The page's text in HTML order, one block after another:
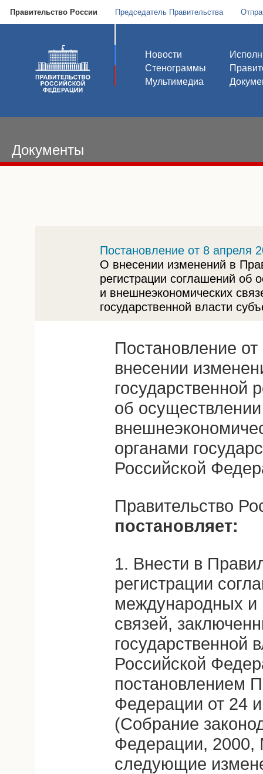
Правительство России Председатель Правительства
Новости
Стенограммы
Мультимедиа
Документы
Постановление от 8 апреля
О внесении изменений в
регистрации соглашений об
и внешнеэкономических
государственной власти
Постановление
внесении
государственной
об
органами
Российской
Правительство
постановляет:
1. Внести в
регистрации
международных и
связей,
государственной
Российской
постановлением
Федерации от 24
(Собрание
Федерации, 2000,
следующие